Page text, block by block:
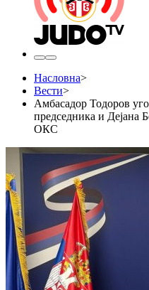
Насловна>
Вести>
Амбасадор Тодоров
председника и Дејана
ОКС